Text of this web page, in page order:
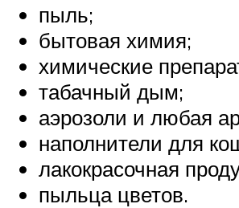
пыль;
бытовая химия;
химические
табачный дым;
аэрозоли и любая
наполнители для
лакокрасочная
пыльца цветов.